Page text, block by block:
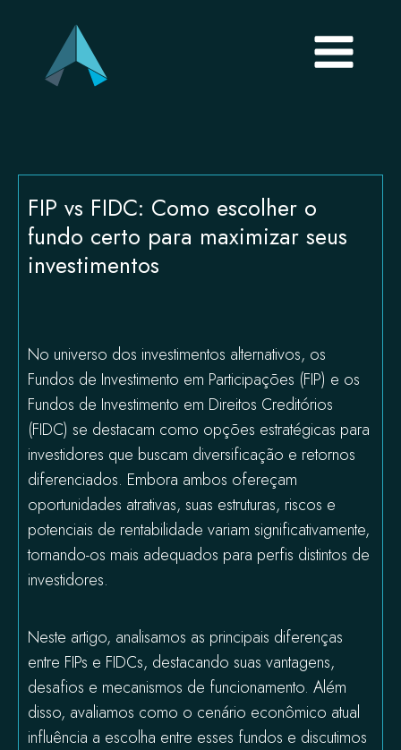
FIP vs FIDC: Como escolher o
fundo certo para maximizar seus
investimentos
No universo dos investimentos alternativos, os
Fundos de Investimento em Participações (FIP) e os
Fundos de Investimento em Direitos Creditórios
(FIDC) se destacam como opções estratégicas para
investidores que buscam diversificação e retornos
diferenciados. Embora ambos ofereçam
oportunidades atrativas, suas estruturas, riscos e
potenciais de rentabilidade variam significativamente,
tornando-os mais adequados para perfis distintos de
investidores.
Neste artigo, analisamos as principais diferenças
entre FIPs e FIDCs, destacando suas vantagens,
desafios e mecanismos de funcionamento. Além
disso, avaliamos como o cenário econômico atual
influência a escolha entre esses fundos e discutimos